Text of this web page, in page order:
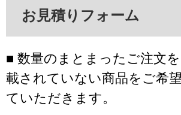
お見積りフォーム
■ 数量のまとまったご注文
載されていない商品をご希
ていただきます。